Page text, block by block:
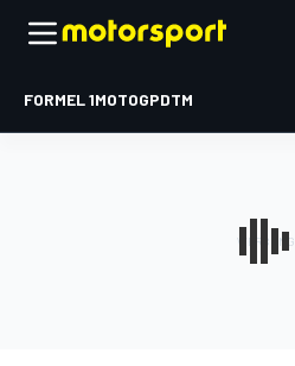
FORMEL 1MOTOGPDTM